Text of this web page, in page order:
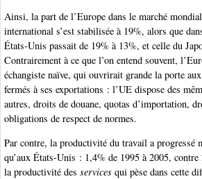
Ainsi, la part de l’Europe dans le marché
international s’est stabilisée à 19%, alors que
États-Unis passait de 19% à 13%, et celle du
Contrairement à ce que l’on entend souvent,
échangiste naïve, qui ouvrirait grande la porte
fermés à ses exportations : l’UE dispose des
autres, droits de douane, quotas d’importation,
obligations de respect de normes.
Par contre, la productivité du travail a progressé
qu’aux États-Unis : 1,4% de 1995 à 2005, contre
la productivité des services qui pèse dans cette